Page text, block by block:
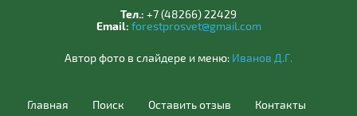
Тел.: +7 (48266) 22429
Email: forestprosvet@gmail.com
Автор фото в слайдере и меню: Иванов Д.Г.
Главная Поиск Оставить отзыв Контакты